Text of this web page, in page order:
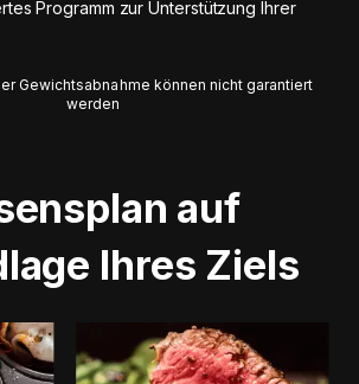
Programm zur Unterstützung Ihrer
Gewichtsabnahme können nicht garantiert
werden
auf
Ihres Ziels